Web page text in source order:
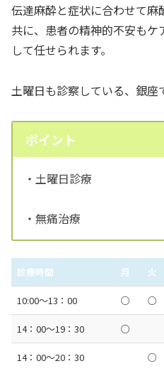
伝達麻酔と症状に合わせて麻
共に、患者の精神的不安も
して任せられます。
土曜日も診察している、銀座
ポイント
・土曜日診療
・無痛治療
診療時間 月 火
10:00〜13：00 ○ ○
14：00〜19：30 ○
14：00〜20：30 ○